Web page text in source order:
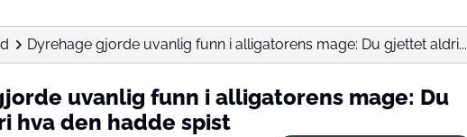
Dyrehage gjorde uvanlig funn i alligatorens mage: Du gjettet aldri...
uvanlig funn i alligatorens mage: Du
hva den hadde spist